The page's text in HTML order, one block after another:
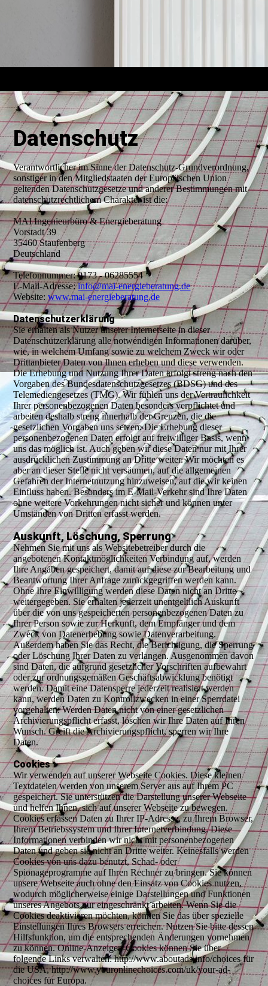
Datenschutz
Verantwortlicher im Sinne der Datenschutz-Grundverordnung,
sonstiger in den Mitgliedstaaten der Europäischen Union
geltenden Datenschutzgesetze und anderer Bestimmungen mit
datenschutzrechtlichem Charakter ist die:
MAI Ingenieurbüro & Energieberatung
Vorstadt 39
35460 Staufenberg
Deutschland
Telefonnummer: 0173 - 06285554
E-Mail-Adresse:info@mai-energieberatung.de
Website:www.mai-energieberatung.de
Datenschutzerklärung
Sie erhalten als Nutzer unserer Internetseite in dieser
Datenschutzerklärung alle notwendigen Informationen darüber,
wie, in welchem Umfang sowie zu welchem Zweck wir oder
Drittanbieter Daten von Ihnen erheben und diese verwenden.
Die Erhebung und Nutzung Ihrer Daten erfolgt streng nach den
Vorgaben des Bundesdatenschutzgesetzes (BDSG) und des
Telemediengesetzes (TMG). Wir fühlen uns der Vertraulichkeit
Ihrer personenbezogenen Daten besonders verpflichtet und
arbeiten deshalb streng innerhalb der Grenzen, die die
gesetzlichen Vorgaben uns setzen. Die Erhebung dieser
personenbezogenen Daten erfolgt auf freiwilliger Basis, wenn
uns das möglich ist. Auch geben wir diese Daten nur mit Ihrer
ausdrücklichen Zustimmung an Dritte weiter. Wir möchten es
aber an dieser Stelle nicht versäumen, auf die allgemeinen
Gefahren der Internetnutzung hinzuweisen, auf die wir keinen
Einfluss haben. Besonders im E-Mail-Verkehr sind Ihre Daten
ohne weitere Vorkehrungen nicht sicher und können unter
Umständen von Dritten erfasst werden.
Auskunft, Löschung, Sperrung
Nehmen Sie mit uns als Websitebetreiber durch die
angebotenen Kontaktmöglichkeiten Verbindung auf, werden
Ihre Angaben gespeichert, damit auf diese zur Bearbeitung und
Beantwortung Ihrer Anfrage zurückgegriffen werden kann.
Ohne Ihre Einwilligung werden diese Daten nicht an Dritte
weitergegeben. Sie erhalten jederzeit unentgeltlich Auskunft
über die von uns gespeicherten personenbezogenen Daten zu
Ihrer Person sowie zur Herkunft, dem Empfänger und dem
Zweck von Datenerhebung sowie Datenverarbeitung.
Außerdem haben Sie das Recht, die Berichtigung, die Sperrung
oder Löschung Ihrer Daten zu verlangen. Ausgenommen davon
sind Daten, die aufgrund gesetzlicher Vorschriften aufbewahrt
oder zur ordnungsgemäßen Geschäftsabwicklung benötigt
werden. Damit eine Datensperre jederzeit realisiert werden
kann, werden Daten zu Kontrollzwecken in einer Sperrdatei
vorgehalten. Werden Daten nicht von einer gesetzlichen
Archivierungspflicht erfasst, löschen wir Ihre Daten auf Ihren
Wunsch. Greift die Archivierungspflicht, sperren wir Ihre
Daten.
Cookies
Wir verwenden auf unserer Webseite Cookies. Diese kleinen
Textdateien werden von unserem Server aus auf Ihrem PC
gespeichert. Sie unterstützen die Darstellung unserer Webseite
und helfen Ihnen, sich auf unserer Webseite zu bewegen.
Cookies erfassen Daten zu Ihrer IP-Adresse, zu Ihrem Browser,
Ihrem Betriebssystem und Ihrer Internetverbindung. Diese
Informationen verbinden wir nicht mit personenbezogenen
Daten und geben sie nicht an Dritte weiter. Keinesfalls werden
Cookies von uns dazu benutzt, Schad- oder
Spionageprogramme auf Ihren Rechner zu bringen. Sie können
unsere Webseite auch ohne den Einsatz von Cookies nutzen,
wodurch möglicherweise einige Darstellungen und Funktionen
unseres Angebots nur eingeschränkt arbeiten. Wenn Sie die
Cookies deaktivieren möchten, können Sie das über spezielle
Einstellungen Ihres Browsers erreichen. Nutzen Sie bitte dessen
Hilfsfunktion, um die entsprechenden Änderungen vornehmen
zu können. Online-Anzeigen-Cookies können Sie über
folgende Links verwalten: http://www.aboutads.info/choices für
die USA, http://www.youronlinechoices.com/uk/your-ad-
choices für Europa.